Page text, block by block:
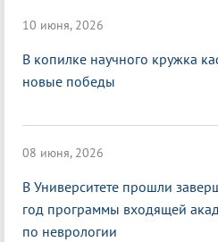
10 июня, 2026
В копилке научного кружка
новые победы
08 июня, 2026
В Университете прошли
год программы входящей
по неврологии